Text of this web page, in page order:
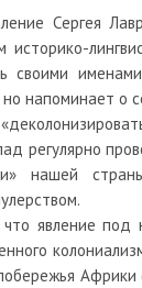
Сергея
историко-
своими
но напоминает о
регулярно
нашей
явление под
Африки